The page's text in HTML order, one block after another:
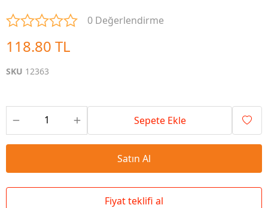
0 Değerlendirme
118.80 TL
SKU 12363
Sepete Ekle
Satın Al
Fiyat teklifi al